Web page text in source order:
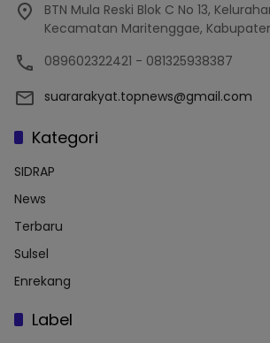
BTN Mula Reski Blok C No 13,
Kecamatan Maritenggae,
089602322421 - 081325938387
suararakyat.topnews@gmail.com
Kategori
SIDRAP
News
Terbaru
Sulsel
Enrekang
Label